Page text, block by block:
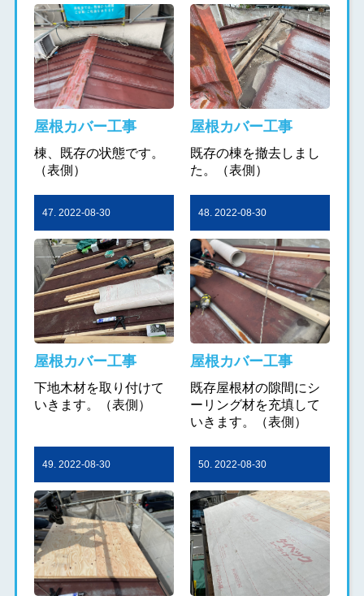
屋根カバー工事
棟、既存の状態です。
（表側）
屋根カバー工事
既存の棟を撤去しまし
た。（表側）
47. 2022-08-30
屋根カバー工事
下地木材を取り付けて
いきます。（表側）
48. 2022-08-30
屋根カバー工事
既存屋根材の隙間にシ
ーリング材を充填して
いきます。（表側）
49. 2022-08-30 50. 2022-08-30